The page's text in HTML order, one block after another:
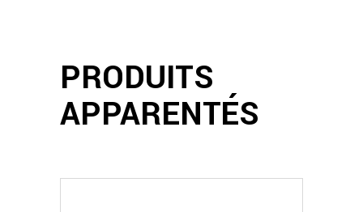
PRODUITS
APPARENTÉS